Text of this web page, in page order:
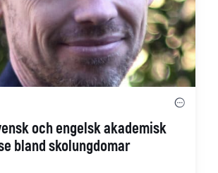
och engelsk akademisk
bland skolungdomar